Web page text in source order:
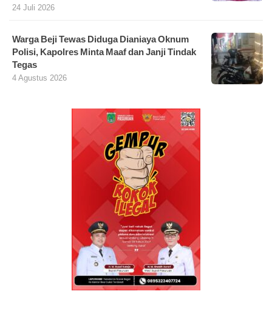
24 Juli 2026
Warga Beji Tewas Diduga Dianiaya Oknum
Polisi, Kapolres Minta Maaf dan Janji Tindak
Tegas
4 Agustus 2026